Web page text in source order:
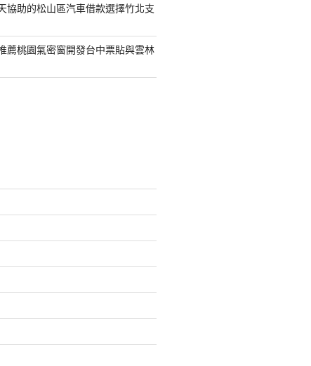
協助的松山區汽車借款選擇竹北支
薦桃園氣密窗開發台中票貼與雲林